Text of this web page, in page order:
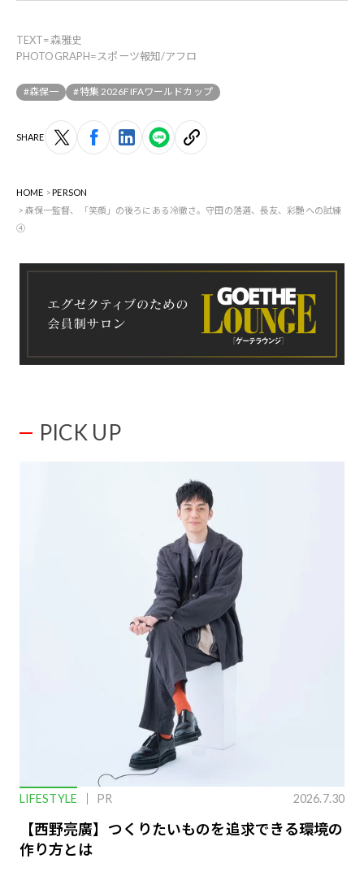
TEXT=森雅史
PHOTOGRAPH=スポーツ報知/アフロ
#森保一 #特集 2026FIFAワールドカップ
SHARE
HOME
PERSON
森保一監督、「笑顔」の後ろにある冷徹さ。守田の落選、長友、彩艶への試練
④
PICK UP
LIFESTYLE PR 2026.7.30
【西野亮廣】つくりたいものを追求できる環境の
作り方とは